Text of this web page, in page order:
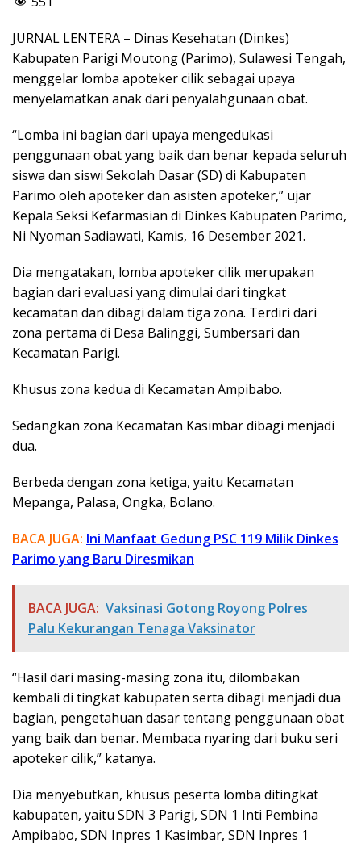
JURNAL LENTERA – Dinas Kesehatan (Dinkes)
Kabupaten Parigi Moutong (Parimo), Sulawesi Tengah,
menggelar lomba apoteker cilik sebagai upaya
menyelamatkan anak dari penyalahgunaan obat.
“Lomba ini bagian dari upaya mengedukasi
penggunaan obat yang baik dan benar kepada seluruh
siswa dan siswi Sekolah Dasar (SD) di Kabupaten
Parimo oleh apoteker dan asisten apoteker,” ujar
Kepala Seksi Kefarmasian di Dinkes Kabupaten Parimo,
Ni Nyoman Sadiawati, Kamis, 16 Desember 2021.
Dia mengatakan, lomba apoteker cilik merupakan
bagian dari evaluasi yang dimulai dari tingkat
kecamatan dan dibagi dalam tiga zona. Terdiri dari
zona pertama di Desa Balinggi, Sumbersari dan
Kecamatan Parigi.
Khusus zona kedua di Kecamatan Ampibabo.
Sedangkan zona Kecamatan Kasimbar dibagi menjadi
dua.
Berbeda dengan zona ketiga, yaitu Kecamatan
Mepanga, Palasa, Ongka, Bolano.
BACA JUGA: Ini Manfaat Gedung PSC 119 Milik Dinkes
Parimo yang Baru Diresmikan
BACA JUGA: Vaksinasi Gotong Royong Polres
Palu Kekurangan Tenaga Vaksinator
“Hasil dari masing-masing zona itu, dilombakan
kembali di tingkat kabupaten serta dibagi menjadi dua
bagian, pengetahuan dasar tentang penggunaan obat
yang baik dan benar. Membaca nyaring dari buku seri
apoteker cilik,” katanya.
Dia menyebutkan, khusus peserta lomba ditingkat
kabupaten, yaitu SDN 3 Parigi, SDN 1 Inti Pembina
Ampibabo, SDN Inpres 1 Kasimbar, SDN Inpres 1